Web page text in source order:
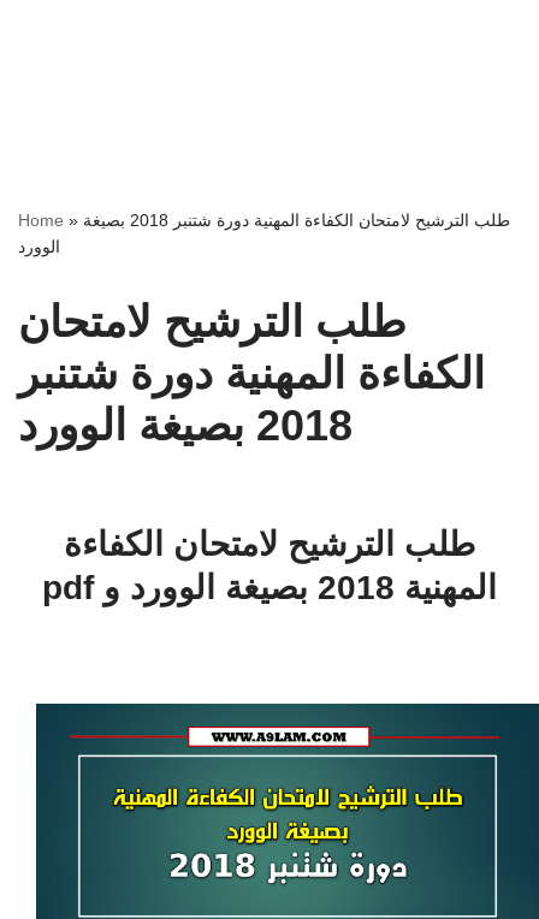
Home » طلب الترشيح لامتحان الكفاءة المهنية دورة شتنبر 2018 بصيغة
الوورد
طلب الترشيح لامتحان
الكفاءة المهنية دورة شتنبر
2018 بصيغة الوورد
طلب الترشيح لامتحان الكفاءة
المهنية 2018 بصيغة الوورد و pdf